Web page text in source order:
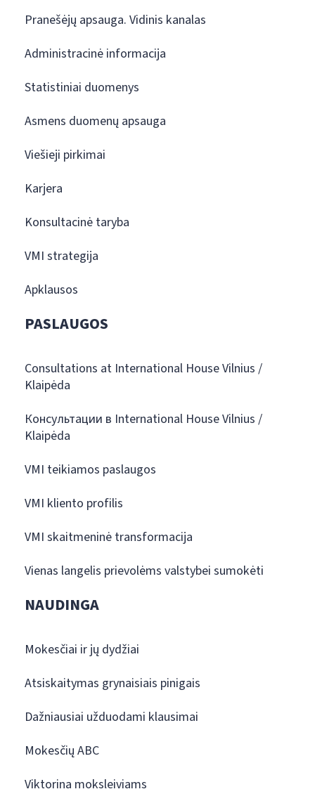
Pranešėjų apsauga. Vidinis kanalas
Administracinė informacija
Statistiniai duomenys
Asmens duomenų apsauga
Viešieji pirkimai
Karjera
Konsultacinė taryba
VMI strategija
Apklausos
PASLAUGOS
Consultations at International House Vilnius /
Klaipėda
Консультации в International House Vilnius /
Klaipėda
VMI teikiamos paslaugos
VMI kliento profilis
VMI skaitmeninė transformacija
Vienas langelis prievolėms valstybei sumokėti
NAUDINGA
Mokesčiai ir jų dydžiai
Atsiskaitymas grynaisiais pinigais
Dažniausiai užduodami klausimai
Mokesčių ABC
Viktorina moksleiviams